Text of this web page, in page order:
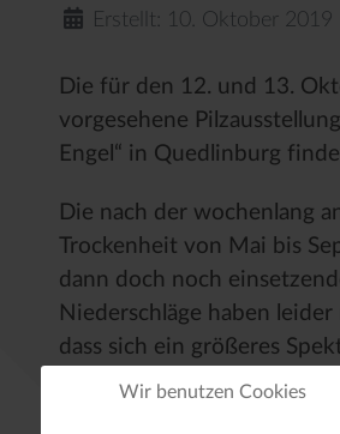
Erstellt: 10. Oktober 2019
Die für den 12. und 13.
vorgesehene
Engel“ in Quedlinburg
Die nach der wochenlang
Trockenheit von Mai bis
dann doch noch
Niederschläge haben
dass sich ein größeres
Pilzarten entwickeln
Wir benutzen Cookies